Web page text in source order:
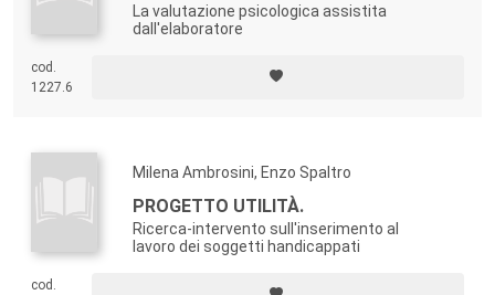
La valutazione psicologica assistita
dall'elaboratore
cod.
1227.6
Milena Ambrosini, Enzo Spaltro
PROGETTO UTILITÀ.
Ricerca-intervento sull'inserimento al
lavoro dei soggetti handicappati
cod.